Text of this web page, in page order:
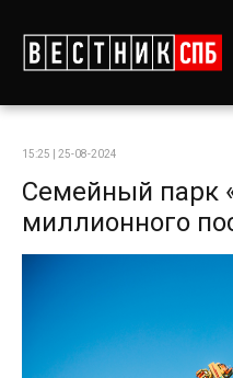
15:25 | 25-08-2024
Семейный парк
миллионного